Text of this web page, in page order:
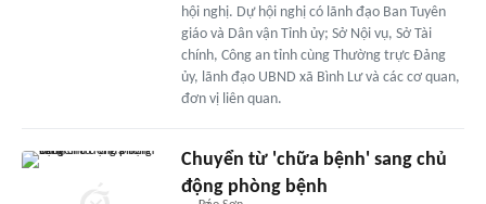
hội nghị. Dự hội nghị có lãnh đạo Ban Tuyên
giáo và Dân vận Tỉnh ủy; Sở Nội vụ, Sở Tài
chính, Công an tỉnh cùng Thường trực Đảng
ủy, lãnh đạo UBND xã Bình Lư và các cơ quan,
đơn vị liên quan.
Chuyển từ 'chữa bệnh' sang chủ
động phòng bệnh